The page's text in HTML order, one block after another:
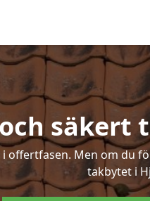
säkert
offertfasen. Men om
takbytet i